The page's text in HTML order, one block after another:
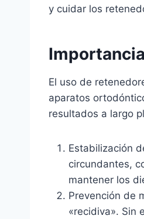
y cuidar los
El uso de
aparatos
resultados a largo
Estabilización
circundantes,
mantener los
Prevención de
«recidiva». Sin